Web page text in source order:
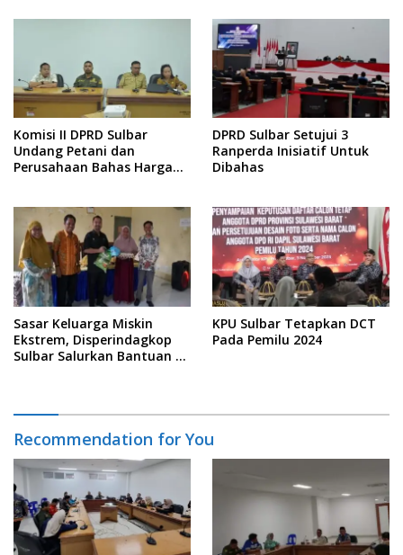
Komisi II DPRD Sulbar
Undang Petani dan
Perusahaan Bahas Harga
DPRD Sulbar Setujui 3
Ranperda Inisiatif Untuk
Dibahas
Sasar Keluarga Miskin
Ekstrem, Disperindagkop
Sulbar Salurkan Bantuan di
KPU Sulbar Tetapkan DCT
Pada Pemilu 2024
Recommendation for You